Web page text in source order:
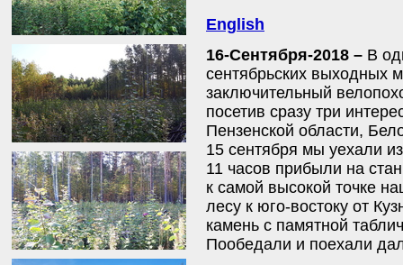
English
16-Сентября-2018 – В
сентябрьских выходных
заключительный
посетив сразу три
Пензенской области,
15 сентября мы уехали
11 часов прибыли на
к самой высокой точке
лесу к юго-востоку от
камень с памятной
Пообедали и поехали